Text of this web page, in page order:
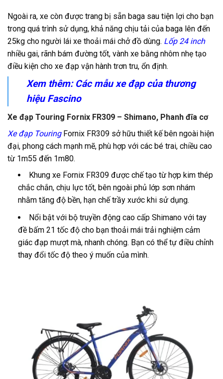
Ngoài ra, xe còn được trang bị sẵn baga sau tiện lợi cho bạn
trong quá trình sử dụng, khả năng chịu tải của baga lên đến
25kg cho người lái xe thoải mái chở đồ dùng. Lốp 24 inch
nhiều gai, rãnh bám đường tốt, vành xe bằng nhôm nhẹ tạo
điều kiện cho xe đạp vận hành trơn tru, ổn định.
Xem thêm: Các mẫu xe đạp của thương
hiệu Fascino
Xe đạp Touring Fornix FR309 – Shimano, Phanh đĩa cơ
Xe đạp TouringFornix FR309 sở hữu thiết kế bên ngoài hiện
đại, phong cách mạnh mẽ, phù hợp với các bé trai, chiều cao
từ 1m55 đến 1m80.
Khung xe Fornix FR309 được chế tạo từ hợp kim thép
chắc chắn, chịu lực tốt, bên ngoài phủ lớp sơn nhám
nhằm tăng độ bền, hạn chế trầy xước khi sử dụng.
Nổi bật với bộ truyền động cao cấp Shimano với tay
đề bấm 21 tốc độ cho bạn thoải mái trải nghiệm cảm
giác đạp mượt mà, nhanh chóng. Bạn có thể tự điều chỉnh
thay đổi tốc độ theo ý muốn của mình.